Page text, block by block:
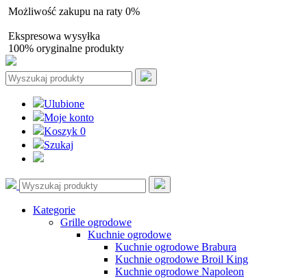
Możliwość zakupu na raty 0%
Ekspresowa wysyłka
100% oryginalne produkty
Ulubione
Moje konto
Koszyk 0
Szukaj
Kategorie
Grille ogrodowe
Kuchnie ogrodowe
Kuchnie ogrodowe Brabura
Kuchnie ogrodowe Broil King
Kuchnie ogrodowe Napoleon